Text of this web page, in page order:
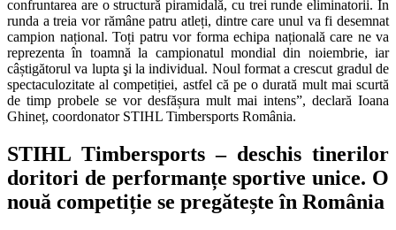
confruntarea are o structură piramidală, cu trei runde eliminatorii. În
runda a treia vor rămâne patru atleți, dintre care unul va fi desemnat
campion național. Toți patru vor forma echipa națională care ne va
reprezenta în toamnă la campionatul mondial din noiembrie, iar
câștigătorul va lupta şi la individual. Noul format a crescut gradul de
spectaculozitate al competiției, astfel că pe o durată mult mai scurtă
de timp probele se vor desfășura mult mai intens”, declară Ioana
Ghineț, coordonator STIHL Timbersports România.
STIHL Timbersports – deschis tinerilor
doritori de performanțe sportive unice. O
nouă competiție se pregătește în România